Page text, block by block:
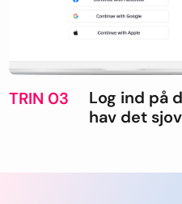
TRIN 03
Log ind på
hav det